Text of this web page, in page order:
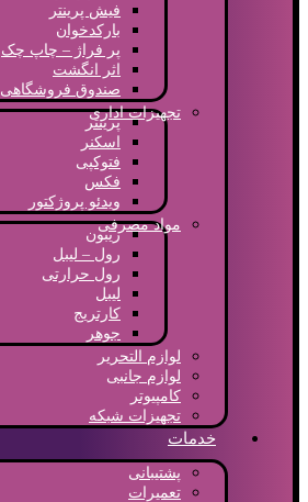
فیش پرینتر
بارکدخوان
پر فراژ – چاپ چک
اثر انگشت
صندوق فروشگاهی
تجهیزات اداری
پرینتر
اسکنر
فتوکپی
فکس
ویدئو پروژکتور
مواد مصرفی
ریبون
رول – لیبل
رول حرارتی
لیبل
کارتریج
جوهر
لوازم التحریر
لوازم جانبی
کامپیوتر
تجهیزات شبکه
خدمات
پشتیبانی
تعمیرات